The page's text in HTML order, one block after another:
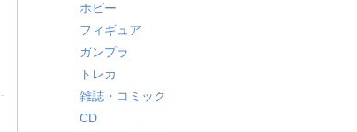
ホビー
フィギュア
ガンプラ
トレカ
雑誌・コミック
CD